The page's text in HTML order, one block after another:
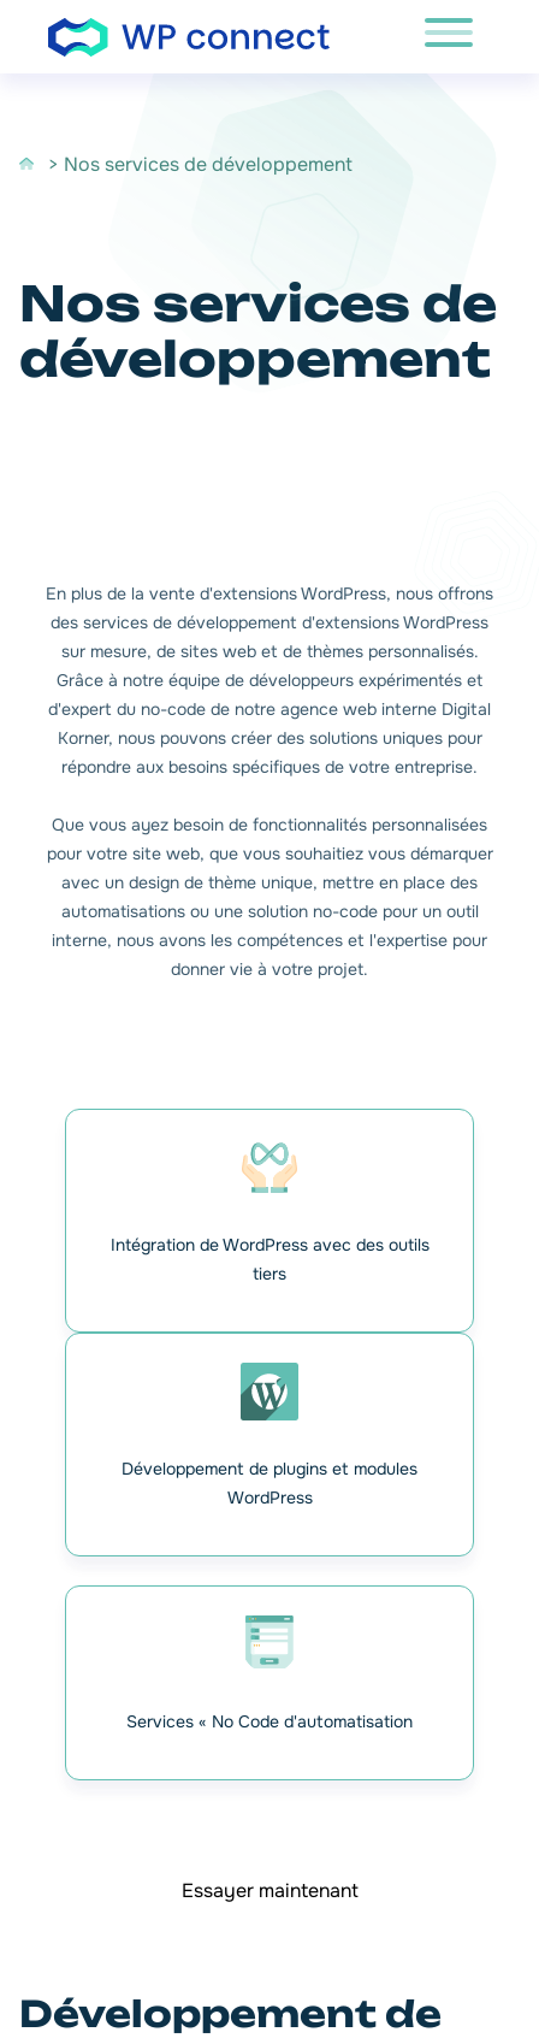
Passer au contenu
> Nos services de développement
Nos services de
développement
En plus de la vente d'extensions WordPress, nous offrons
des services de développement d'extensions WordPress
sur mesure, de sites web et de thèmes personnalisés.
Grâce à notre équipe de développeurs expérimentés et
d'expert du no-code de notre agence web interne Digital
Korner, nous pouvons créer des solutions uniques pour
répondre aux besoins spécifiques de votre entreprise.
Que vous ayez besoin de fonctionnalités personnalisées
pour votre site web, que vous souhaitiez vous démarquer
avec un design de thème unique, mettre en place des
automatisations ou une solution no-code pour un outil
interne, nous avons les compétences et l'expertise pour
donner vie à votre projet.
Intégration de WordPress avec des outils
tiers
Développement de plugins et modules
WordPress
Services « No Code d'automatisation
Essayer maintenant
Développement de